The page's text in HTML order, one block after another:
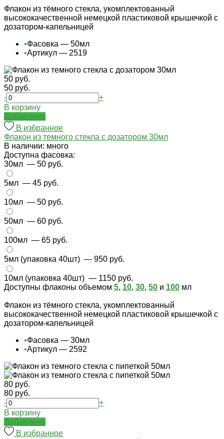
Флакон из тёмного стекла, укомплектованный
высококачественной немецкой пластиковой крышечкой с
дозатором-капельницей
•Фасовка — 50мл
•Артикул — 2519
50 руб.
50 руб.
-
+
В корзину
Добавлено
В избранное
Флакон из темного стекла с дозатором 30мл
В наличии: много
Доступна фасовка:
30мл — 50 руб.
5мл — 45 руб.
10мл — 50 руб.
50мл — 60 руб.
100мл — 65 руб.
5мл (упаковка 40шт) — 950 руб.
10мл (упаковка 40шт) — 1150 руб.
Доступны флаконы объемом 5, 10, 30, 50 и 100 мл
Флакон из тёмного стекла, укомплектованный
высококачественной немецкой пластиковой крышечкой с
дозатором-капельницей
•Фасовка — 30мл
•Артикул — 2592
80 руб.
80 руб.
-
+
В корзину
Добавлено
В избранное